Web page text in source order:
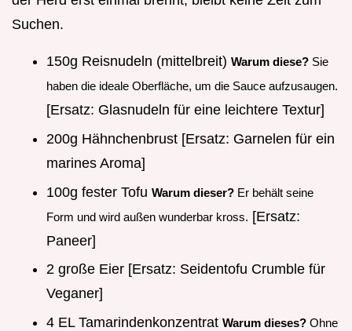
Suchen.
150g Reisnudeln (mittelbreit) Warum diese? Sie
haben die ideale Oberfläche, um die Sauce aufzusaugen.
[Ersatz: Glasnudeln für eine leichtere Textur]
200g Hähnchenbrust [Ersatz: Garnelen für ein
marines Aroma]
100g fester Tofu Warum dieser? Er behält seine
Form und wird außen wunderbar kross. [Ersatz:
Paneer]
2 große Eier [Ersatz: Seidentofu Crumble für
Veganer]
4 EL Tamarindenkonzentrat Warum dieses? Ohne